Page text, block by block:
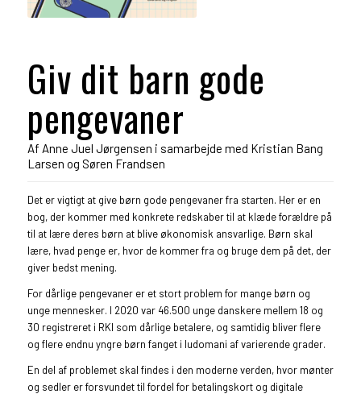
Giv dit barn gode
pengevaner
Af Anne Juel Jørgensen i samarbejde med Kristian Bang
Larsen og Søren Frandsen
Det er vigtigt at give børn gode pengevaner fra starten. Her er en
bog, der kommer med konkrete redskaber til at klæde forældre på
til at lære deres børn at blive økonomisk ansvarlige. Børn skal
lære, hvad penge er, hvor de kommer fra og bruge dem på det, der
giver bedst mening.
For dårlige pengevaner er et stort problem for mange børn og
unge mennesker. I 2020 var 46.500 unge danskere mellem 18 og
30 registreret i RKI som dårlige betalere, og samtidig bliver flere
og flere endnu yngre børn fanget i ludomani af varierende grader.
En del af problemet skal findes i den moderne verden, hvor mønter
og sedler er forsvundet til fordel for betalingskort og digitale